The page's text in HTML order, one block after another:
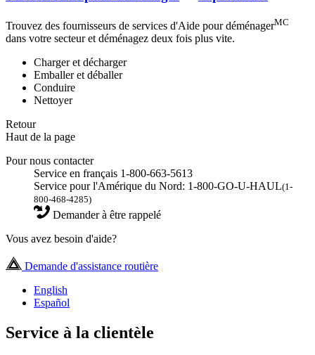
Trouvez des fournisseurs de services d'Aide pour déménagerMC
dans votre secteur et déménagez deux fois plus vite.
Charger et décharger
Emballer et déballer
Conduire
Nettoyer
Retour
Haut de la page
Pour nous contacter
Service en français 1-800-663-5613
Service pour l'Amérique du Nord: 1-800-GO-U-HAUL(1-
800-468-4285)
Demander à être rappelé
Vous avez besoin d'aide?
Demande d'assistance routière
English
Español
Service à la clientèle